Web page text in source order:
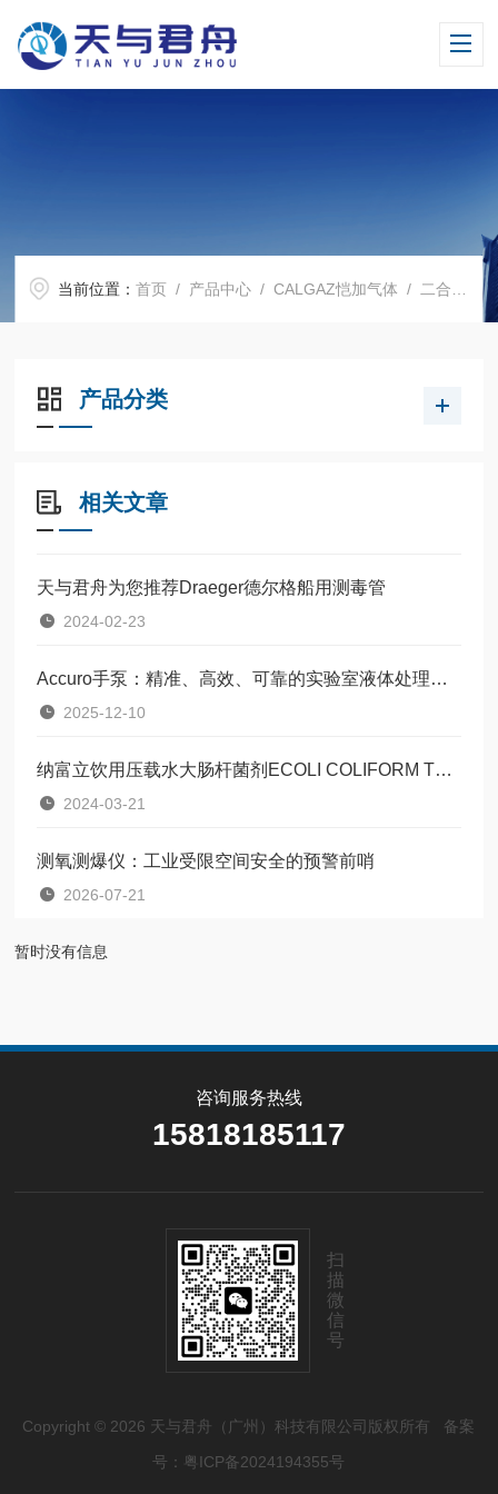
当前位置：首页 / 产品中心 /CALGAZ恺加气体 / 二合一标气
产品分类
相关文章
天与君舟为您推荐Draeger德尔格船用测毒管
2024-02-23
Accuro手泵：精准、高效、可靠的实验室液体处理解决方案
2025-12-10
纳富立饮用压载水大肠杆菌剂ECOLI COLIFORM TEST SET 777932 NALFLEET
2024-03-21
测氧测爆仪：工业受限空间安全的预警前哨
2026-07-21
暂时没有信息
咨询服务热线
15818185117
扫
描
微
信
号
Copyright © 2026 天与君舟（广州）科技有限公司版权所有 备案
号：粤ICP备2024194355号